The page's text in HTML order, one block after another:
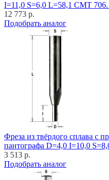
I=11,0 S=6,0 L=58,1 CMT
12 773 р.
Подобрать аналог
Фреза из твёрдого сплава с
пантографа D=4,0 I=10,0
3 513 р.
Подобрать аналог